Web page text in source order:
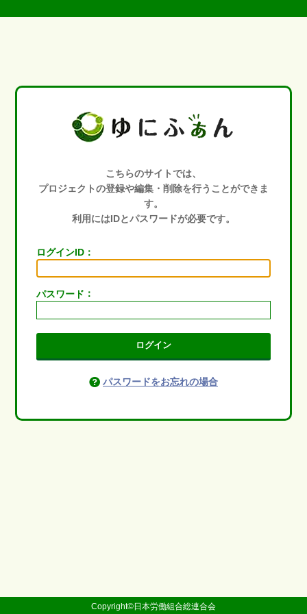
こちらのサイトでは、
プロジェクトの登録や編集・削除を行うことができま
す。
利用にはIDとパスワードが必要です。
ログインID ：
パスワード ：
ログイン
パスワードをお忘れの場合
Copyright©日本労働組合総連合会